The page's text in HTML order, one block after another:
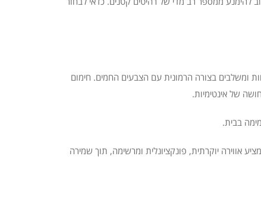
ומשלבים בצורה הרמונית עם הצבעים החמים. חימום
של אינטימיות.
בבית.
אווירה יוקרתית, פונקציונלית ומרשימה, תוך שמירה